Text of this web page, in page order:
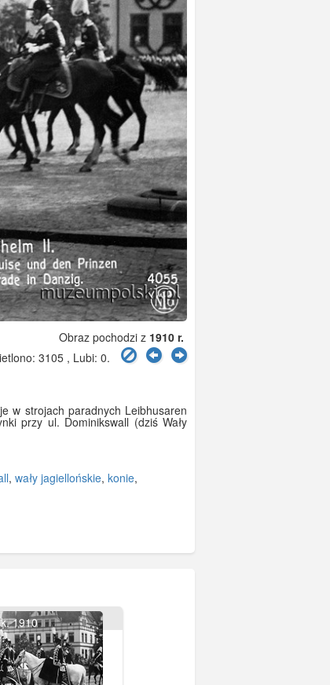
Obraz pochodzi z 1910 r.
3105 , Lubi: 0.
w strojach paradnych Leibhusaren
przy ul. Dominikswall (dziś Wały
, wały jagiellońskie, konie,
1910